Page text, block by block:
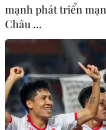
mạnh phát triển
Châu …